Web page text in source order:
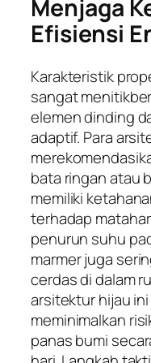
Menjaga
Efisiensi
Karakteristik
sangat
elemen dinding
adaptif. Para
bata ringan atau
memiliki
terhadap
penurun suhu
marmer juga
cerdas di dalam
arsitektur hijau
meminimalkan
panas bumi